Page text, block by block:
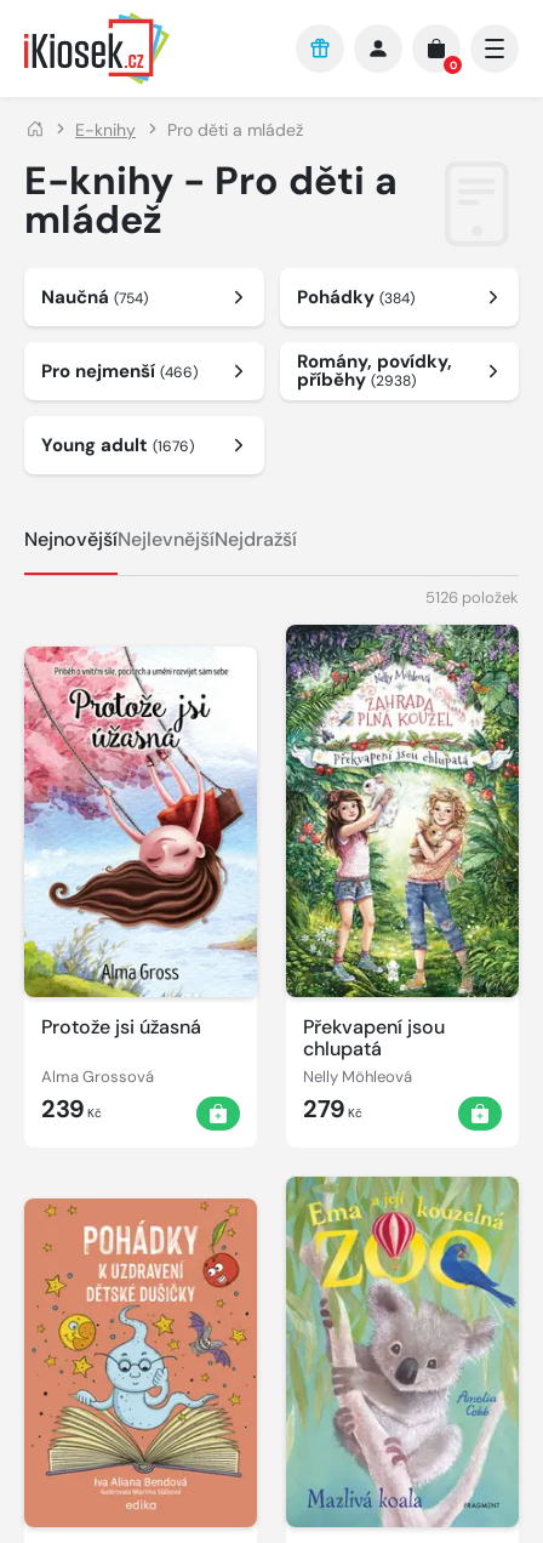
Přejít na hlavní obsah
0
E-knihy Pro děti a mládež
E-knihy - Pro děti a
mládež
Naučná (754) Pohádky (384)
Pro nejmenší (466) Romány, povídky,
příběhy (2938)
Young adult (1676)
NejnovějšíNejlevnějšíNejdražší
5126 položek
Protože jsi úžasná
Alma Grossová
239 Kč
Překvapení jsou
chlupatá
Nelly Möhleová
279 Kč